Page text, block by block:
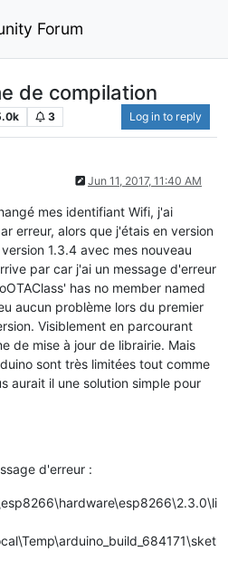
Forum
de compilation
3 Log in to reply
Jun 11, 2017, 11:40 AM
mes identifiant Wifi, j'ai
erreur, alors que j'étais en version
1.3.4 avec mes nouveau
par car j'ai un message d'erreur
has no member named
aucun problème lors du premier
Visiblement en parcourant
de mise à jour de librairie. Mais
sont très limitées tout comme
aurait il une solution simple pour
d'erreur :